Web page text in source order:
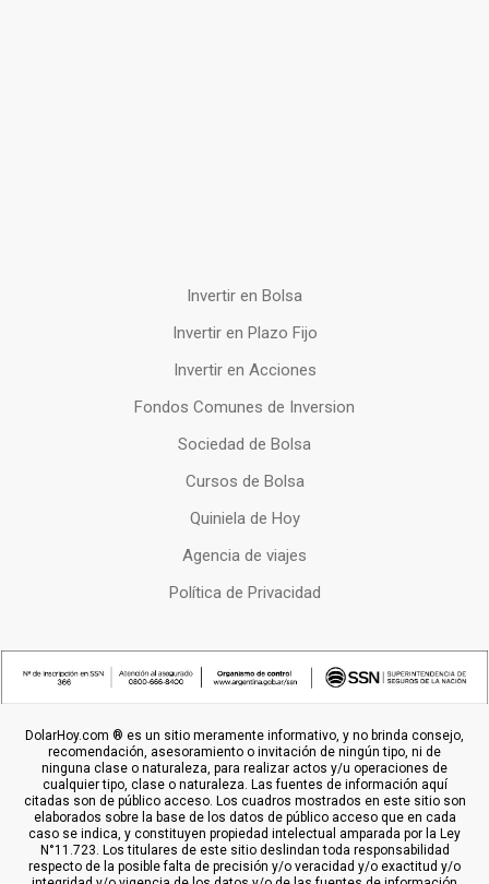
Invertir en Bolsa
Invertir en Plazo Fijo
Invertir en Acciones
Fondos Comunes de Inversion
Sociedad de Bolsa
Cursos de Bolsa
Quiniela de Hoy
Agencia de viajes
Política de Privacidad
DolarHoy.com ® es un sitio meramente informativo, y no brinda consejo,
recomendación, asesoramiento o invitación de ningún tipo, ni de
ninguna clase o naturaleza, para realizar actos y/u operaciones de
cualquier tipo, clase o naturaleza. Las fuentes de información aquí
citadas son de público acceso. Los cuadros mostrados en este sitio son
elaborados sobre la base de los datos de público acceso que en cada
caso se indica, y constituyen propiedad intelectual amparada por la Ley
N°11.723. Los titulares de este sitio deslindan toda responsabilidad
respecto de la posible falta de precisión y/o veracidad y/o exactitud y/o